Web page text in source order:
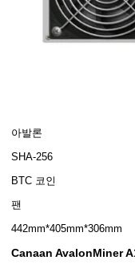
아발론
SHA-256
BTC 코인
팬
442mm*405mm*306mm
Canaan AvalonMiner